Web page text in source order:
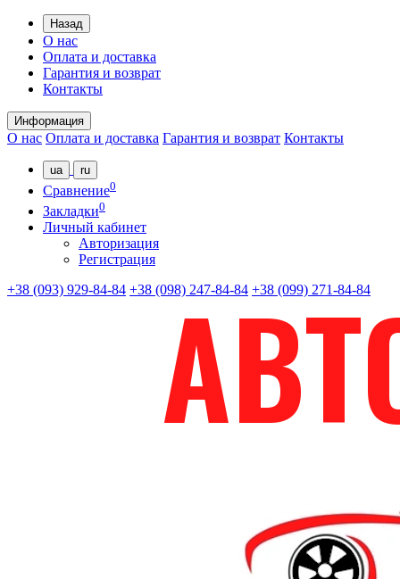
Назад
О нас
Оплата и доставка
Гарантия и возврат
Контакты
Информация
О нас Оплата и доставка Гарантия и возврат Контакты
ua ru
Сравнение0
Закладки0
Личный кабинет
Авторизация
Регистрация
+38 (093) 929-84-84 +38 (098) 247-84-84 +38 (099) 271-84-84